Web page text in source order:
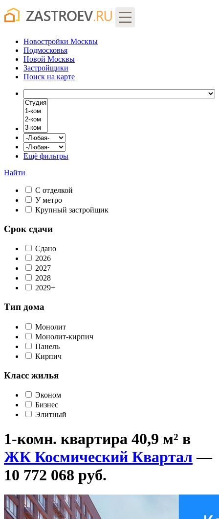
Новостройки Москвы
Подмосковья
Новой Москвы
Застройщики
Поиск на карте
Ещё фильтры
Найти
С отделкой
У метро
Крупный застройщик
Срок сдачи
Сдано
2026
2027
2028
2029+
Тип дома
Монолит
Монолит-кирпич
Панель
Кирпич
Класс жилья
Эконом
Бизнес
Элитный
1-комн. квартира 40,9 м² в
ЖК Космический Квартал—
10 772 068 руб.